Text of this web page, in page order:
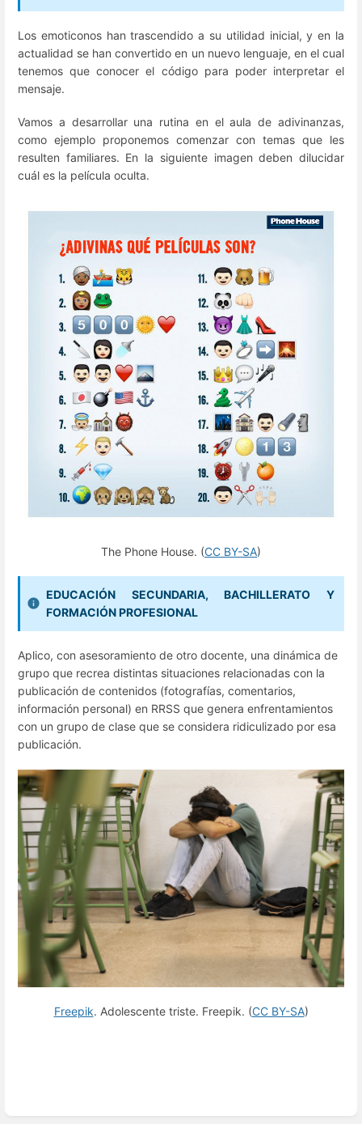
Los emoticonos han trascendido a su utilidad inicial, y en la
actualidad se han convertido en un nuevo lenguaje, en el cual
tenemos que conocer el código para poder interpretar el
mensaje.
Vamos a desarrollar una rutina en el aula de adivinanzas,
como ejemplo proponemos comenzar con temas que les
resulten familiares. En la siguiente imagen deben dilucidar
cuál es la película oculta.
The Phone House. (CC BY-SA)
EDUCACIÓN SECUNDARIA, BACHILLERATO Y
FORMACIÓN PROFESIONAL
Aplico, con asesoramiento de otro docente, una dinámica de
grupo que recrea distintas situaciones relacionadas con la
publicación de contenidos (fotografías, comentarios,
información personal) en RRSS que genera enfrentamientos
con un grupo de clase que se considera ridiculizado por esa
publicación.
Freepik. Adolescente triste. Freepik. (CC BY-SA)